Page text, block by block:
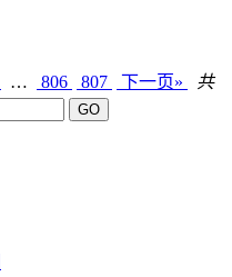
… 806 807 下一页»
共